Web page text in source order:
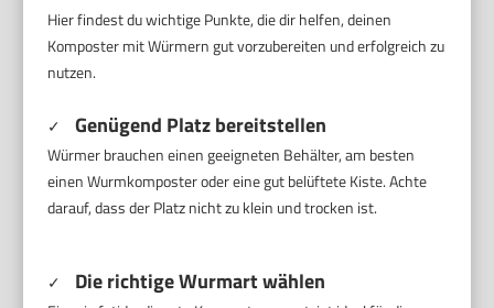
Hier findest du wichtige Punkte, die dir helfen, deinen
Komposter mit Würmern gut vorzubereiten und erfolgreich zu
nutzen.
✓ Genügend Platz bereitstellen
Würmer brauchen einen geeigneten Behälter, am besten
einen Wurmkomposter oder eine gut belüftete Kiste. Achte
darauf, dass der Platz nicht zu klein und trocken ist.
✓ Die richtige Wurmart wählen